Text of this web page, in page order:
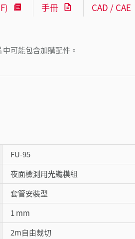
可能包含加購配件。
手冊 CAD / CAE
FU-95
夜面檢測用光纖模組
套管安裝型
1 mm
2m自由裁切